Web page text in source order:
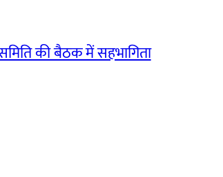
की बैठक में सहभागिता